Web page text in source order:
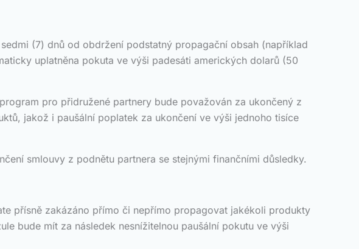
(7) dnů od obdržení podstatný propagační obsah (například
uplatněna pokuta ve výši padesáti amerických dolarů (50
pro přidružené partnery bude považován za ukončený z
jakož i paušální poplatek za ukončení ve výši jednoho tisíce
smlouvy z podnětu partnera se stejnými finančními důsledky.
přísně zakázáno přímo či nepřímo propagovat jakékoli produkty
bude mít za následek nesnížitelnou paušální pokutu ve výši